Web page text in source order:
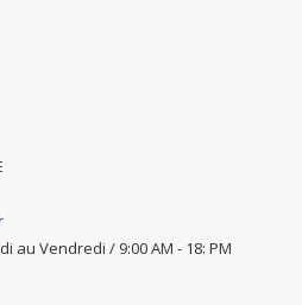
au Vendredi / 9:00 AM - 18: PM